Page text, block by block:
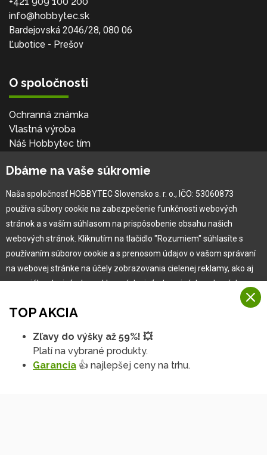
info@hobbytec.sk
Bardejovská 2046/28, 080 06
Ľubotice - Prešov
O spoločnosti
Ochranná známka
Vlastná výroba
Náš Hobbytec tím
Naša história
Pre zákazníka
Garancia najlepšej ceny
Užívateľský manuál
Reklamácia
TOP AKCIA
Zľavy do výšky až 59%! 💥
Platí na vybrané produkty.
Garancia 👍 najlepšej ceny na trhu.
Dbáme na vaše súkromie
Naša spoločnosť HOBBYTEC Slovensko s. r. o., IČO: 53060873
používa súbory cookie na zabezpečenie funkčnosti webových
stránok a s vaším súhlasom na prispôsobenie obsahu našich
webových stránok. Kliknutím na tlačidlo "Rozumiem" súhlasíte s
používaním súborov cookie a s prenosom údajov o vašom správaní
na webovej stránke na účely zobrazovania cielenej reklamy, ako aj
na sociálnych sieťach a reklamných sieťach na iných webových
Viac informácií
Na našich webových stránkach používame niekoľko kategórií
Rozumiem